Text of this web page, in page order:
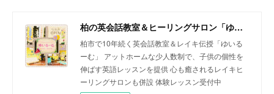
柏の英会話教室＆ヒーリングサロン「ゆいるーむ」
柏市で10年続く英会話教室＆レイキ伝授「ゆいる
ーむ」 アットホームな少人数制で、子供の個性を
伸ばす英語レッスンを提供 心も癒されるレイキヒ
ーリングサロンも併設 体験レッスン受付中